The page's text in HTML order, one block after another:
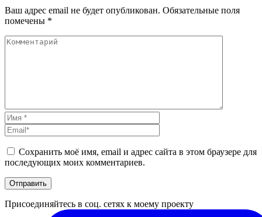
Ваш адрес email не будет опубликован. Обязательные поля
помечены *
Сохранить моё имя, email и адрес сайта в этом браузере для
последующих моих комментариев.
Присоединяйтесь в соц. сетях к моему проекту